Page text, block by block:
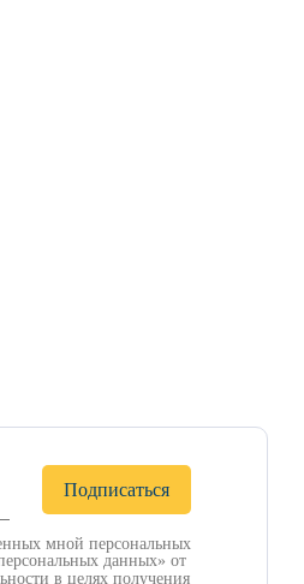
мной персональных
данных» от
в целях получения